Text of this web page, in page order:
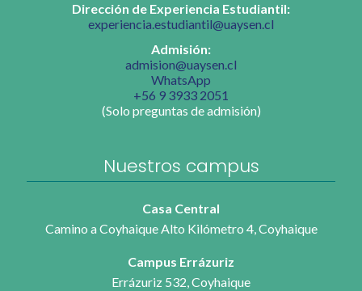
Dirección de Experiencia Estudiantil:
experiencia.estudiantil@uaysen.cl
Admisión:
admision@uaysen.cl
WhatsApp
+56 9 3933 2051
(Solo preguntas de admisión)
Nuestros campus
Casa Central
Camino a Coyhaique Alto Kilómetro 4, Coyhaique
Campus Errázuriz
Errázuriz 532, Coyhaique